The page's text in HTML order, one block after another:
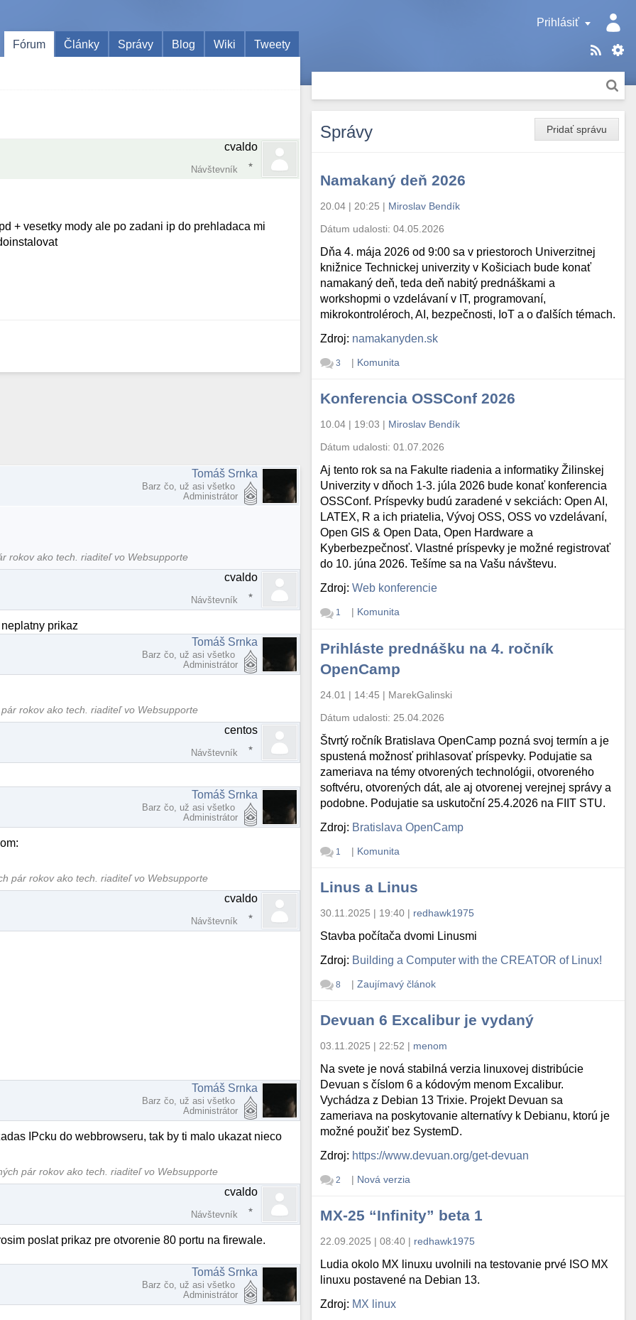
Prihlásiť
Fórum
Články Správy Blog Wiki Tweety
cvaldo
Návštevník
+ vesetky mody ale po zadani ip do prehladaca mi
Tomáš Srnka
Barz čo, už asi všetko
Administrátor
rokov ako tech. riaditeľ vo Websupporte
cvaldo
Návštevník
prikaz
Tomáš Srnka
Barz čo, už asi všetko
Administrátor
rokov ako tech. riaditeľ vo Websupporte
centos
Návštevník
Tomáš Srnka
Barz čo, už asi všetko
Administrátor
pár rokov ako tech. riaditeľ vo Websupporte
cvaldo
Návštevník
Tomáš Srnka
Barz čo, už asi všetko
Administrátor
IPcku do webbrowseru, tak by ti malo ukazat nieco
pár rokov ako tech. riaditeľ vo Websupporte
cvaldo
Návštevník
poslat prikaz pre otvorenie 80 portu na firewale.
Tomáš Srnka
Barz čo, už asi všetko
Administrátor
Pridať správu
Správy
Namakaný deň 2026
20.04 | 20:25 | Miroslav Bendík
Dátum udalosti:04.05.2026
Dňa 4. mája 2026 od 9:00 sa v priestoroch Univerzitnej
knižnice Technickej univerzity v Košiciach bude konať
namakaný deň, teda deň nabitý prednáškami a
workshopmi o vzdelávaní v IT, programovaní,
mikrokontroléroch, AI, bezpečnosti, IoT a o ďalších témach.
Zdroj: namakanyden.sk
3 | Komunita
Konferencia OSSConf 2026
10.04 | 19:03 | Miroslav Bendík
Dátum udalosti:01.07.2026
Aj tento rok sa na Fakulte riadenia a informatiky Žilinskej
Univerzity v dňoch 1-3. júla 2026 bude konať konferencia
OSSConf. Príspevky budú zaradené v sekciách: Open AI,
LATEX, R a ich priatelia, Vývoj OSS, OSS vo vzdelávaní,
Open GIS & Open Data, Open Hardware a
Kyberbezpečnosť. Vlastné príspevky je možné registrovať
do 10. júna 2026. Tešíme sa na Vašu návštevu.
Zdroj:Web konferencie
1 | Komunita
Prihláste prednášku na 4. ročník
OpenCamp
24.01 | 14:45 | MarekGalinski
Dátum udalosti: 25.04.2026
Štvrtý ročník Bratislava OpenCamp pozná svoj termín a je
spustená možnosť prihlasovať príspevky. Podujatie sa
zameriava na témy otvorených technológii, otvoreného
softvéru, otvorených dát, ale aj otvorenej verejnej správy a
podobne. Podujatie sa uskutoční 25.4.2026 na FIIT STU.
Zdroj: Bratislava OpenCamp
1 | Komunita
Linus a Linus
30.11.2025 | 19:40 | redhawk1975
Stavba počítača dvomi Linusmi
Zdroj: Building a Computer with the CREATOR of Linux!
8 | Zaujímavý článok
Devuan 6 Excalibur je vydaný
03.11.2025 | 22:52 | menom
Na svete je nová stabilná verzia linuxovej distribúcie
Devuan s číslom 6 a kódovým menom Excalibur.
Vychádza z Debian 13 Trixie. Projekt Devuan sa
zameriava na poskytovanie alternatívy k Debianu, ktorú je
možné použiť bez SystemD.
Zdroj: https://www.devuan.org/get-devuan
2 | Nová verzia
MX-25 “Infinity” beta 1
22.09.2025 | 08:40 | redhawk1975
Ludia okolo MX linuxu uvolnili na testovanie prvé ISO MX
linuxu postavené na Debian 13.
Zdroj: MX linux